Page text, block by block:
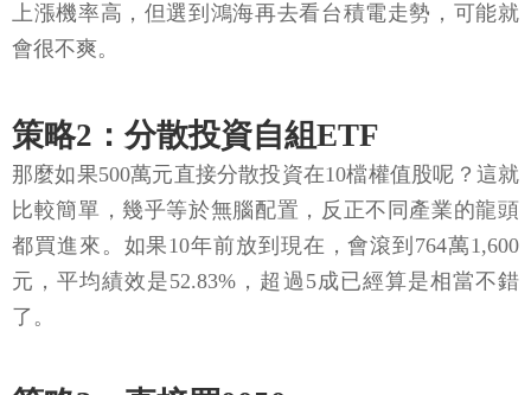
上漲機率高，但選到鴻海再去看台積電走勢，可能就
會很不爽。
策略2：分散投資自組ETF
那麼如果500萬元直接分散投資在10檔權值股呢？這就
比較簡單，幾乎等於無腦配置，反正不同產業的龍頭
都買進來。如果10年前放到現在，會滾到764萬1,600
元，平均績效是52.83%，超過5成已經算是相當不錯
了。